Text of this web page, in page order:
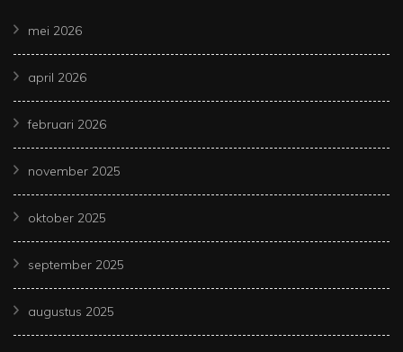
mei 2026
april 2026
februari 2026
november 2025
oktober 2025
september 2025
augustus 2025